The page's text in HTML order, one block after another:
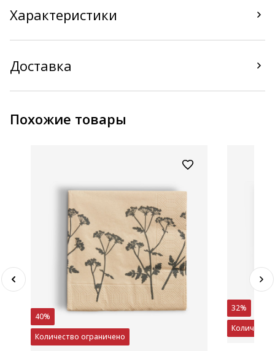
Характеристики
Доставка
Похожие товары
40%
Количество ограничено
32%